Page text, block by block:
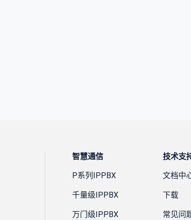
智慧通信
P系列IPPBX
千量级IPPBX
万门级IPPBX
技术支
文档中
下载
常见问